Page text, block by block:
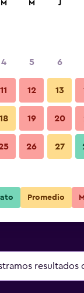
resultados
M M J
4 5 6
11 12 13
18 19 20
26 27
Promedio